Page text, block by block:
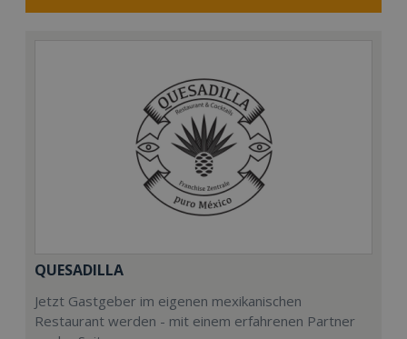
QUESADILLA
Jetzt Gastgeber im eigenen mexikanischen
Restaurant werden - mit einem erfahrenen Partner